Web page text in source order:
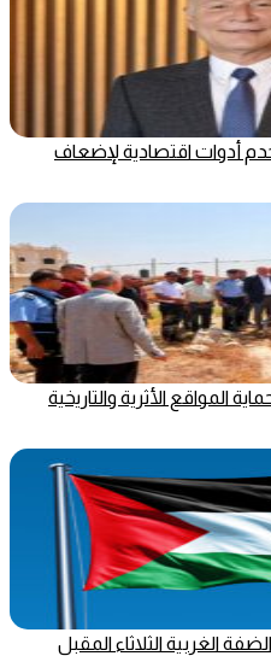
أدوات اقتصادية لإضعاف
المواقع الأثرية والتاريخية
الغربية الثلاثاء المقبل